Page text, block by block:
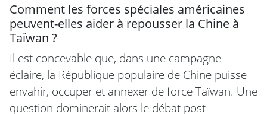
Comment les forces spéciales américaines
peuvent-elles aider à repousser la Chine à
Taïwan ?
Il est concevable que, dans une campagne
éclaire, la République populaire de Chine puisse
envahir, occuper et annexer de force Taïwan. Une
question dominerait alors le débat post-